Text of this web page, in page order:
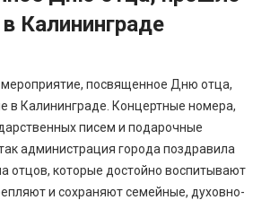
Калининграде
посвященное Дню отца,
в Калининграде. Концертные номера,
писем и подарочные
администрация города поздравила
отцов, которые достойно воспитывают
и сохраняют семейные, духовно-